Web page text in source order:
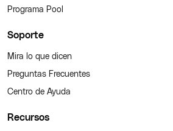
Programa Pool
Soporte
Mira lo que dicen
Preguntas Frecuentes
Centro de Ayuda
Recursos